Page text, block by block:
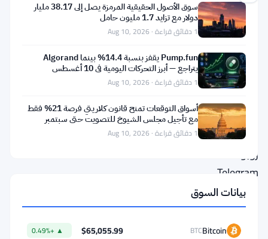
برنامج
Hyperliquid
Builder
يحقق
أرباحًا
حقيقية.
المحافظ،
روبوتات
وتطبيقات
التداول
التي
سوق الأصول الحقيقية المرمزة يصل إلى 38.17 مليار
دولار مع تزايد 1.7 مليون حامل
1 دقائق قراءة · Aug 10, 2026
Pump.fun يقفز بنسبة 14.4% بينما Algorand
يتراجع — أبرز التحركات اليومية في 10 أغسطس
1 دقائق قراءة · Aug 10, 2026
أسواق التوقعات تمنح قانون كلاريتي فرصة 21% فقط
مع تأجيل مجلس الشيوخ للتصويت حتى سبتمبر
1 دقائق قراءة · Aug 10, 2026
بيانات السوق
Bitcoin
BTC
$65,055.99
▲ +0.49%